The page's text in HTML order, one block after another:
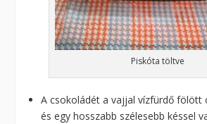
Piskóta töltve
A csokoládét a vajjal vízfürdő fölött
és egy hosszabb szélesebb késsel